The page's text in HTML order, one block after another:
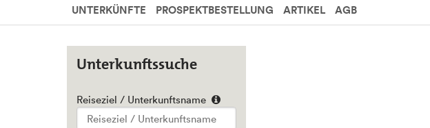
UNTERKÜNFTE PROSPEKTBESTELLUNG ARTIKEL AGB
Unterkunftssuche
Reiseziel / Unterkunftsname